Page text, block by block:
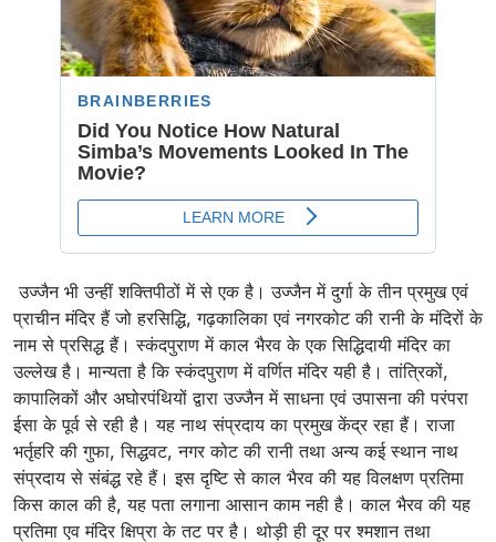
उज्जैन भी उन्हीं शक्तिपीठों में से एक है। उज्जैन में दुर्गा के तीन प्रमुख एवं
प्राचीन मंदिर हैं जो हरसिद्धि, गढ़कालिका एवं नगरकोट की रानी के मंदिरों के
नाम से प्रसिद्ध हैं। स्कंदपुराण में काल भैरव के एक सिद्धिदायी मंदिर का
उल्लेख है। मान्यता है कि स्कंदपुराण में वर्णित मंदिर यही है। तांत्रिकों,
कापालिकों और अघोरपंथियों द्वारा उज्जैन में साधना एवं उपासना की परंपरा
ईसा के पूर्व से रही है। यह नाथ संप्रदाय का प्रमुख केंद्र रहा हैं। राजा
भर्तृहरि की गुफा, सिद्धवट, नगर कोट की रानी तथा अन्य कई स्थान नाथ
संप्रदाय से संबंद्ध रहे हैं। इस दृष्टि से काल भैरव की यह विलक्षण प्रतिमा
किस काल की है, यह पता लगाना आसान काम नही है। काल भैरव की यह
प्रतिमा एव मंदिर क्षिप्रा के तट पर है। थोड़ी ही दूर पर श्मशान तथा